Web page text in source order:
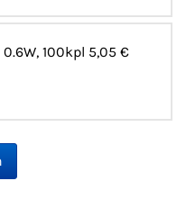
0.6W, 100kpl 5,05 €